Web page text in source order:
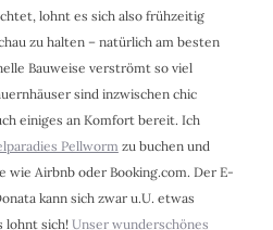
lohnt es sich also frühzeitig
zu halten – natürlich am besten
Bauweise verströmt so viel
sind inzwischen chic
einiges an Komfort bereit. Ich
Pellworm zu buchen und
wie Airbnb oder Booking.com. Der E-
kann sich zwar u.U. etwas
lohnt sich! Unser wunderschönes